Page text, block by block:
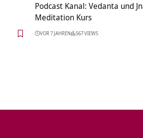
Podcast Kanal: Vedanta und
Meditation Kurs
VOR 7 JAHREN 567 VIEWS